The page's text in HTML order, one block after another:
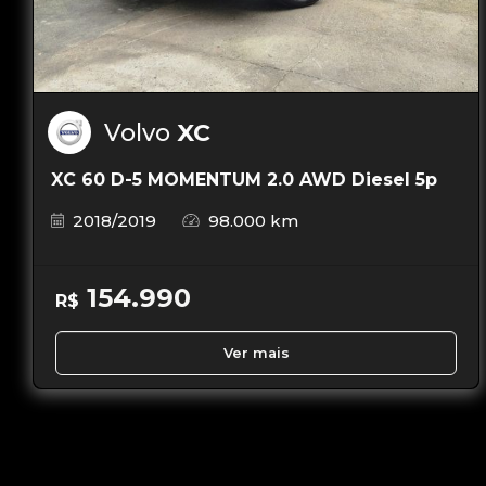
Volvo XC
XC 60 D-5 MOMENTUM 2.0 AWD Diesel 5p
2018/2019
98.000 km
R$ 154.990
Ver mais